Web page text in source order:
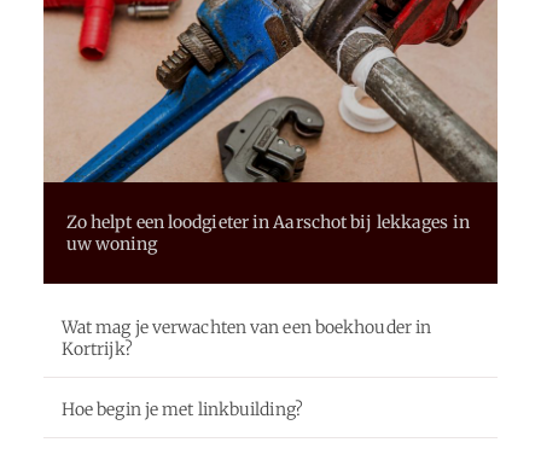
Zo helpt een loodgieter in Aarschot bij lekkages in
uw woning
Wat mag je verwachten van een boekhouder in
Kortrijk?
Hoe begin je met linkbuilding?